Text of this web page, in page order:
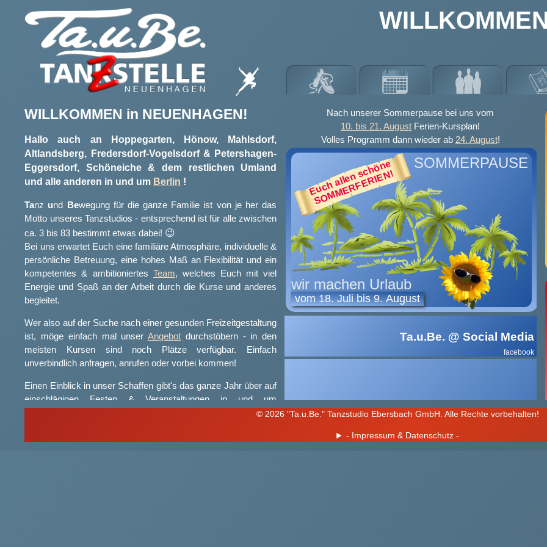
WILLKOMMEN in NEUEN­HAGEN!
Hallo auch an Hoppegarten, Hönow, Mahlsdorf,
Altlandsberg, Freders­dorf-Vogels­dorf & Peters­hagen-
Eggers­dorf, Schöneiche & dem restlichen Umland
und alle anderen in und um Berlin !
Tanz und Bewegung für die ganze Familie ist von je her das
Motto unseres Tanzstudios - entsprechend ist für alle zwischen
ca. 3 bis 83 bestimmt etwas dabei! 😉
Bei uns erwartet Euch eine familiäre Atmosphäre, individuelle &
persönliche Betreuung, eine hohes Maß an Flexibilität und ein
kompetentes & ambitioniertes Team, welches Euch mit viel
Energie und Spaß an der Arbeit durch die Kurse und anderes
begleitet.
Wer also auf der Suche nach einer gesunden Freizeitgestaltung
ist, möge einfach mal unserAngebot durchstöbern - in den
meisten Kursen sind noch Plätze verfügbar. Einfach
unverbindlich anfragen, anrufen oder vorbei kommen!
Einen Einblick in unser Schaffen gibt's das ganze Jahr über auf
einschlägigen Festen & Veranstaltungen in und um
Neuenhagen, wo wir immer wieder gerne mit unseren
Nach unserer Sommerpause bei uns vom
10. bis 21. August Ferien-Kursplan!
Volles Programm dann wieder ab 24. August!
SOMMERPAUSE
wir machen Urlaub
vom 18. Juli bis 9. August
Euch allen schöne
SOMMERFERIEN!
Ta.u.Be. @ Social Media
facebook
© 2026 "Ta.u.Be." Tanzstudio Ebersbach GmbH. Alle Rechte vorbehalten!
- Impressum & Datenschutz -